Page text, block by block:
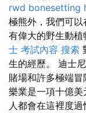
rwd bonesetting
極熊外，我們可
有偉大的野生動植
士 考試內容 搜索
生的經歷。 迪士
賭場和許多極端冒
樂業是一項十億
人都會在這裡度過